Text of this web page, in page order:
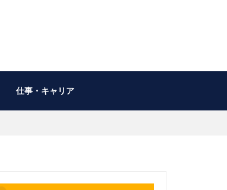
仕事・キャリア